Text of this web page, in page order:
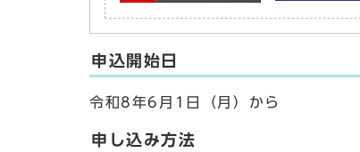
申込開始日
令和8年6月1日（月）から
申し込み方法